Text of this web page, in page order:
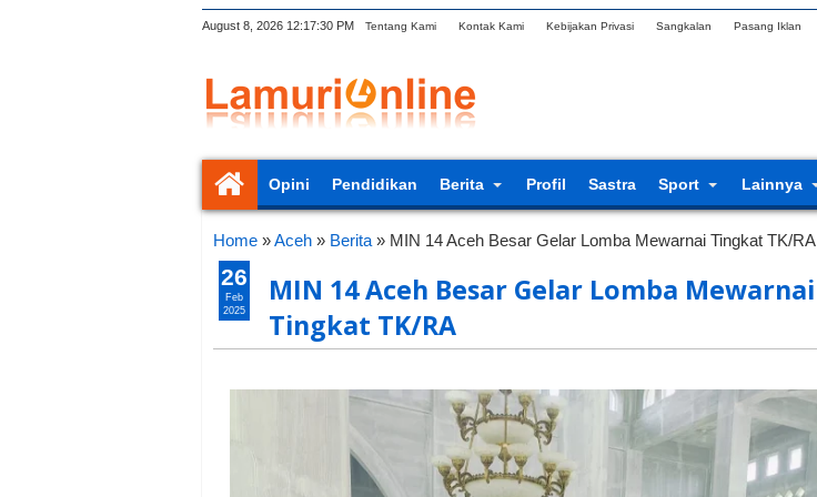
August 8, 2026 12:17:31 PM Tentang Kami Kontak Kami Kebijakan Privasi Sangkalan Pasang Iklan
Opini Pendidikan Berita Profil Sastra Sport Lainnya
Home »Aceh » Berita » MIN 14 Aceh Besar Gelar Lomba Mewarnai Tingkat TK/RA
MIN 14 Aceh Besar Gelar Lomba Mewarnai
Tingkat TK/RA
26
Feb
2025